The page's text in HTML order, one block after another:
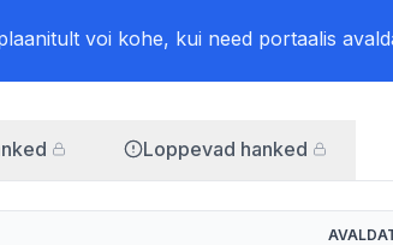
voi kohe, kui need portaalis
Loppevad hanked